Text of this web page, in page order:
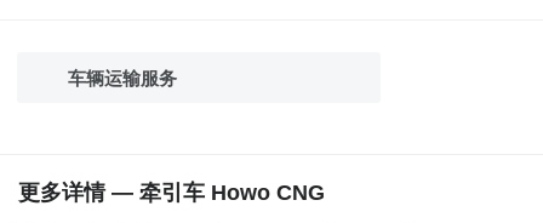
车辆运输服务
更多详情 — 牵引车 Howo CNG